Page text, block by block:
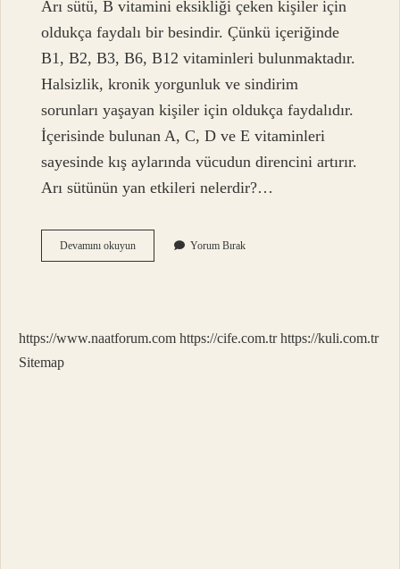
Arı sütü, B vitamini eksikliği çeken kişiler için
oldukça faydalı bir besindir. Çünkü içeriğinde
B1, B2, B3, B6, B12 vitaminleri bulunmaktadır.
Halsizlik, kronik yorgunluk ve sindirim
sorunları yaşayan kişiler için oldukça faydalıdır.
İçerisinde bulunan A, C, D ve E vitaminleri
sayesinde kış aylarında vücudun direncini artırır.
Arı sütünün yan etkileri nelerdir?…
Devamını okuyunArı
Sütü
Yorum Bırak
https://www.naatforum.com https://cife.com.tr https://kuli.com.tr
Sitemap